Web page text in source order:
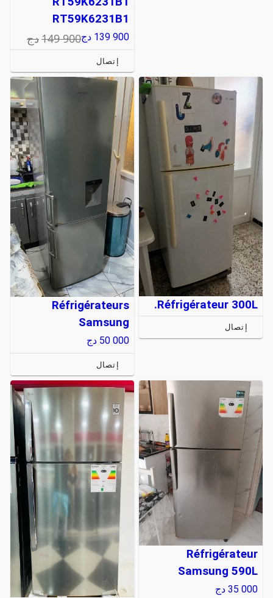
RT59K6231B1
139 900 دج149 900دج
إتصال
Réfrigérateur 300L.
إتصال
Réfrigérateurs
Samsung
50 000 دج
إتصال
Réfrigérateur
Samsung 590L
35 000 دج